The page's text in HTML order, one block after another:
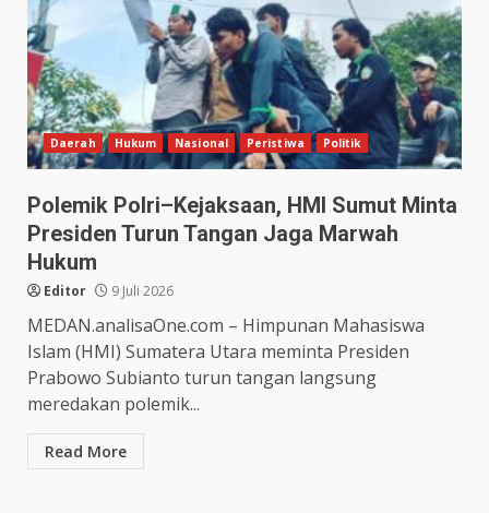
Daerah Hukum Nasional Peristiwa Politik
Polemik Polri–Kejaksaan, HMI Sumut Minta
Presiden Turun Tangan Jaga Marwah
Hukum
Editor 9 Juli 2026
MEDAN.analisaOne.com – Himpunan Mahasiswa
Islam (HMI) Sumatera Utara meminta Presiden
Prabowo Subianto turun tangan langsung
meredakan polemik...
Read More